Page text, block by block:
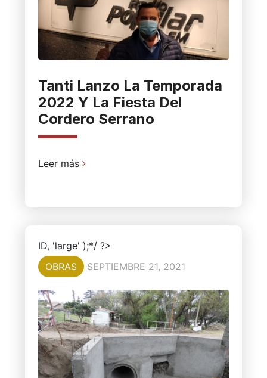
Tanti Lanzo La Temporada
2022 Y La Fiesta Del
Cordero Serrano
Leer más
ID, 'large' );*/ ?>
OBRAS
SEPTIEMBRE 21, 2021